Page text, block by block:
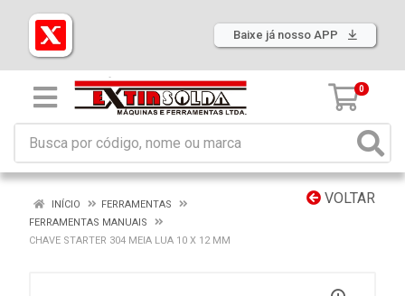
Baixe já nosso APP
0
VOLTAR
INÍCIO
FERRAMENTAS
FERRAMENTAS MANUAIS
CHAVE STARTER 304 MEIA LUA 10 X 12 MM